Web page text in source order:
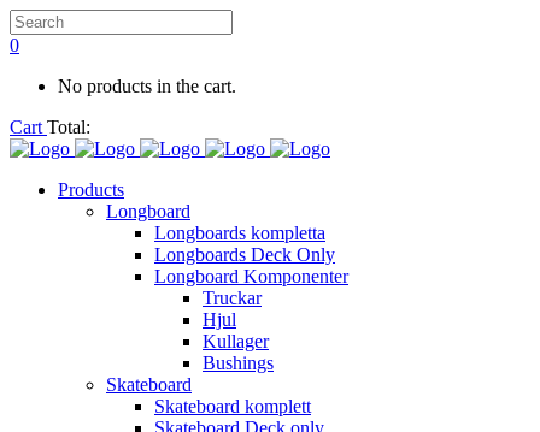
0
No products in the cart.
Cart Total:
Products
Longboard
Longboards kompletta
Longboards Deck Only
Longboard Komponenter
Truckar
Hjul
Kullager
Bushings
Skateboard
Skateboard komplett
Skateboard Deck only